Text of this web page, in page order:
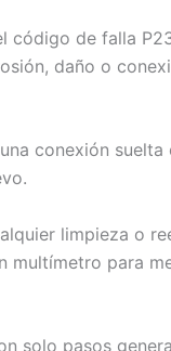
código de falla
daño o
conexión
limpieza o
multímetro para
solo pasos